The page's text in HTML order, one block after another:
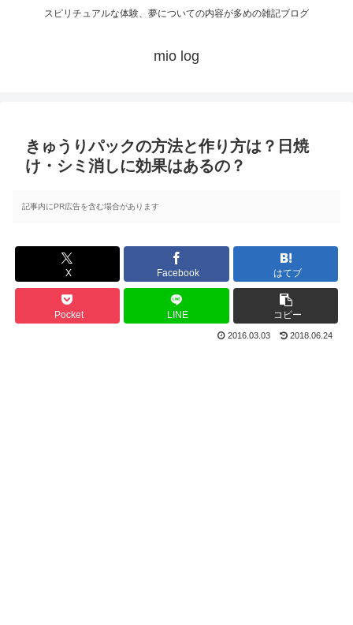
スピリチュアルな体験、夢についての内容が多めの雑記ブログ
mio log
きゅうりパックの方法と作り方は？日焼
け・シミ消しに効果はあるの？
記事内にPR広告を含む場合があります
X Facebook はてブ
Pocket LINE コピー
2016.03.03 2018.06.24